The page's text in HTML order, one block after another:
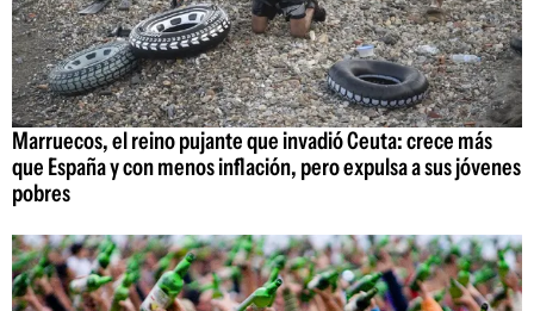
Marruecos, el reino pujante que invadió Ceuta: crece más
que España y con menos inflación, pero expulsa a sus jóvenes
pobres